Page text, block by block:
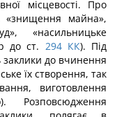
місцевості. Про
«знищення майна»,
«насильницьке
до ст. 294 КК). Під
заклики до вчинення
їх створення, так
виготов­лення
Розповсюдження